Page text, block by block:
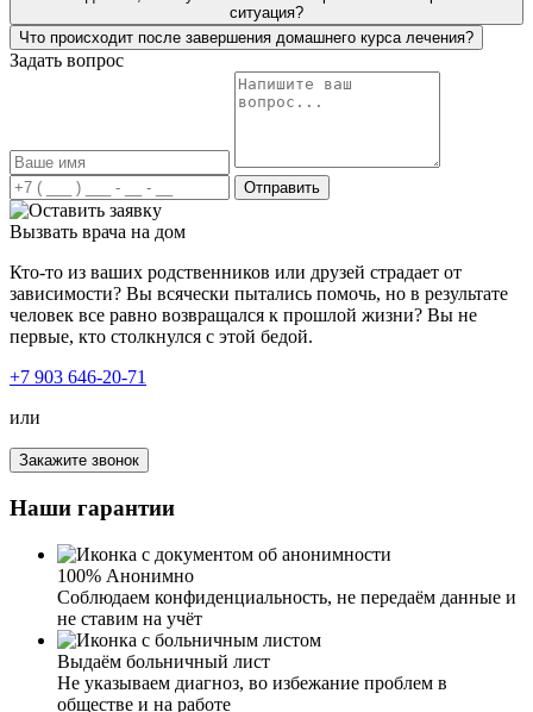
Сложно писать весь тот кошмар, который нам с
супругом пришлось пережить. Наш сын стал плотно
употреблять алкоголь, забросил учебу, пропал интерес к
обратиться к вам. Мы с мужем решили, что надо
попробовать, и позвонили вам. В течение короткого
времени приехали ваши специалисты, провели беседу с
сыном и предложили различные способы лечения. Сын
решил не только отказаться от употребления дома, а
лечь в клинику. Приехав уже к вам, были взяты все
анализы у сына и составлен индивидуальный план
лечения. Сын вот уже полтора месяца не пьет и хочет
возобновить свои тренировки в спорте.
Хочу выразить огромную благодарность . Опытные
алкогольной зависимости. Спасибо вам за комфортные
то, что смогли донести до меня, что мне нужно лечение!
Я благодарна вашей клинике за лечение от алкоголизма
ситуация?
Что происходит после завершения домашнего курса лечения?
Задать вопрос
Отправить
Вызвать врача на дом
Кто-то из ваших родственников или друзей страдает от
зависимости? Вы всячески пытались помочь, но в результате
человек все равно возвращался к прошлой жизни? Вы не
первые, кто столкнулся с этой бедой.
+7 903 646-20-71
или
Закажите звонок
Наши гарантии
100% Анонимно
Соблюдаем конфиденциальность, не передаём данные и
не ставим на учёт
Выдаём больничный лист
Не указываем диагноз, во избежание проблем в
обществе и на работе